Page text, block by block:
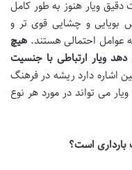
ویار هنوز به طور کامل
و چشایی قوی تر و
عوامل احتمالی هستند. هیچ
ویار ارتباطی با جنسیت
اشاره دارد ریشه در فرهنگ
می تواند در مورد هر نوع
بارداری است؟